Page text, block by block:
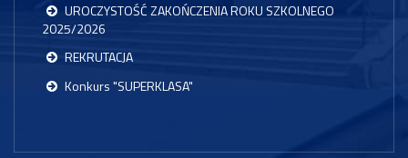
UROCZYSTOŚĆ ZAKOŃCZENIA ROKU SZKOLNEGO
2025/2026
REKRUTACJA
Konkurs "SUPERKLASA"